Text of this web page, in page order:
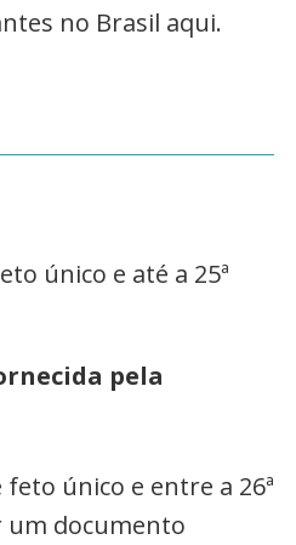
no Brasil aqui.
único e até a 25ª
pela
feto único e entre a 26ª
um documento